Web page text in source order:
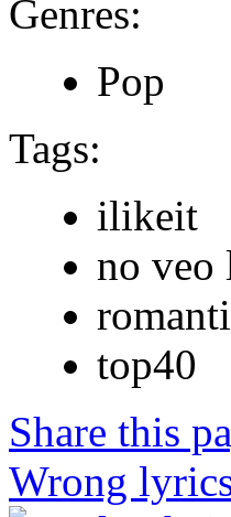
Genres:
Pop
Tags:
ilikeit
no veo
top40
Share this
Wrong